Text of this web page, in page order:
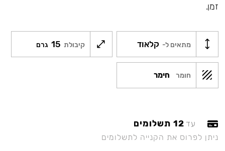
זמן.
מתאים ל- קלאוד קיבולת 15 גרם
חומר חימר
עד 12 תשלומים
ניתן לפרוס את הקנייה לתשלומים